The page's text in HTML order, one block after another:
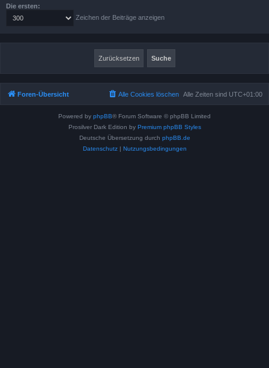
Die ersten:
Zeichen der Beiträge anzeigen
Foren-Übersicht Alle Zeiten sind UTC+01:00
Alle Cookies löschen
Powered by phpBB® Forum Software © phpBB Limited
Prosilver Dark Edition by Premium phpBB Styles
Deutsche Übersetzung durch phpBB.de
Datenschutz| Nutzungsbedingungen